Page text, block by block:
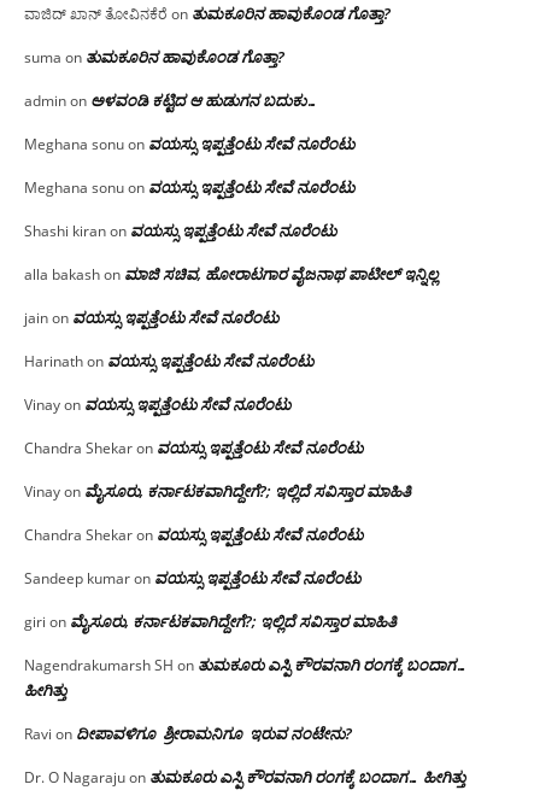
ವಾಜಿದ್ ಖಾನ್ ತೋವಿನಕೆರೆ on ತುಮಕೂರಿನ ಹಾವುಕೊಂಡ ಗೊತ್ತಾ?
suma on ತುಮಕೂರಿನ ಹಾವುಕೊಂಡ ಗೊತ್ತಾ?
adminon ಅಳವಂಡಿ ಕಟ್ಟಿದ ಆ ಹುಡುಗನ ಬದುಕು…
Meghana sonuon ವಯಸ್ಸು ಇಪ್ಪತ್ತೆಂಟು ಸೇವೆ ನೂರೆಂಟು
Meghana sonuon ವಯಸ್ಸು ಇಪ್ಪತ್ತೆಂಟು ಸೇವೆ ನೂರೆಂಟು
Shashi kiranon ವಯಸ್ಸು ಇಪ್ಪತ್ತೆಂಟು ಸೇವೆ ನೂರೆಂಟು
alla bakashon ಮಾಜಿ ಸಚಿವ, ಹೋರಾಟಗಾರ ವೈಜನಾಥ ಪಾಟೀಲ್ ಇನ್ನಿಲ್ಲ
jainon ವಯಸ್ಸು ಇಪ್ಪತ್ತೆಂಟು ಸೇವೆ ನೂರೆಂಟು
Harinathon ವಯಸ್ಸು ಇಪ್ಪತ್ತೆಂಟು ಸೇವೆ ನೂರೆಂಟು
Vinayon ವಯಸ್ಸು ಇಪ್ಪತ್ತೆಂಟು ಸೇವೆ ನೂರೆಂಟು
Chandra Shekaron ವಯಸ್ಸು ಇಪ್ಪತ್ತೆಂಟು ಸೇವೆ ನೂರೆಂಟು
Vinayon ಮೈಸೂರು, ಕರ್ನಾಟಕವಾಗಿದ್ದೇಗೆ?; ಇಲ್ಲಿದೆ ಸವಿಸ್ತಾರ ಮಾಹಿತಿ
Chandra Shekaron ವಯಸ್ಸು ಇಪ್ಪತ್ತೆಂಟು ಸೇವೆ ನೂರೆಂಟು
Sandeep kumaron ವಯಸ್ಸು ಇಪ್ಪತ್ತೆಂಟು ಸೇವೆ ನೂರೆಂಟು
giri on ಮೈಸೂರು, ಕರ್ನಾಟಕವಾಗಿದ್ದೇಗೆ?; ಇಲ್ಲಿದೆ ಸವಿಸ್ತಾರ ಮಾಹಿತಿ
Nagendrakumarsh SH on ತುಮಕೂರು ಎಸ್ಪಿ ಕೌರವನಾಗಿ ರಂಗಕ್ಕೆ ಬಂದಾಗ…
ಹೀಗಿತ್ತು
Ravi on ದೀಪಾವಳಿಗೂ ಶ್ರೀರಾಮನಿಗೂ ಇರುವ ನಂಟೇನು?
Dr. O Nagarajuon ತುಮಕೂರು ಎಸ್ಪಿ ಕೌರವನಾಗಿ ರಂಗಕ್ಕೆ ಬಂದಾಗ… ಹೀಗಿತ್ತು